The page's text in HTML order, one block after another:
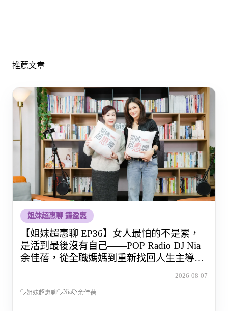
推薦文章
姐妹超惠聊 鐘盈惠
【姐妹超惠聊 EP36】女人最怕的不是累，
是活到最後沒有自己——POP Radio DJ Nia
余佳蓓，從全職媽媽到重新找回人生主導權
2026-08-07
姐妹超惠聊 Nia 余佳蓓